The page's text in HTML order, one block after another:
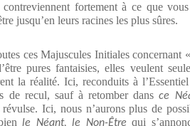
contreviennent fortement à ce que
jusqu’en leurs racines les plus sûres.
ces Majuscules Initiales concernant
pures fantaisies, elles veulent
la réalité. Ici, reconduits à
de recul, sauf à retomber dansce
Ici, nous n’aurons plus de
le Néant, le Non-Être qui